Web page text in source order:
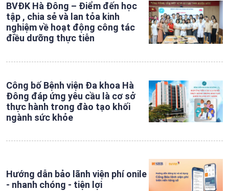
BVĐK Hà Đông – Điểm đến học
tập , chia sẻ và lan tỏa kinh
nghiệm về hoạt động công tác
điều dưỡng thực tiễn
Công bố Bệnh viện Đa khoa Hà
Đông đáp ứng yêu cầu là cơ sở
thực hành trong đào tạo khối
ngành sức khỏe
Hướng dẫn bảo lãnh viện phí onile
- nhanh chóng - tiện lợi